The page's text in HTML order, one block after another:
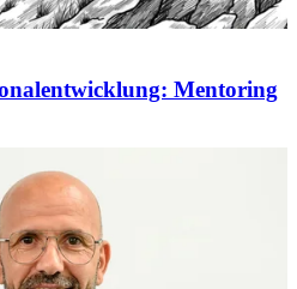
Mentoring